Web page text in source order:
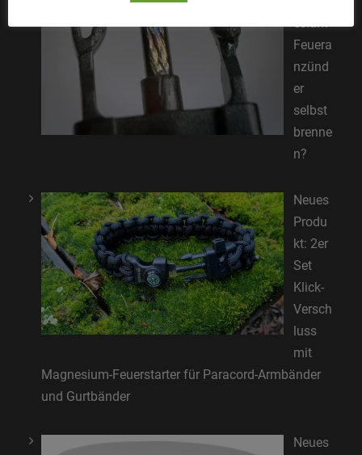
Feuera
nzünd
er
selbst
brenne
n?
Neues
Produ
kt: 2er
Set
Klick-
Versch
luss
mit
Magnesium-Feuerstarter für Paracord-Armbänder
und Gurtbänder
Neues